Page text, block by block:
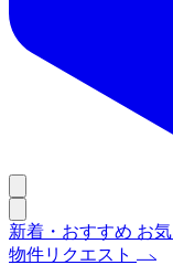
新着・おすすめ お
物件リクエスト